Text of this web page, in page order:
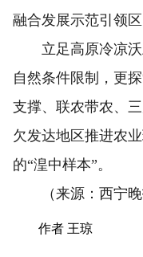
融合发展示范引领区
立足高原冷凉沃
自然条件限制，更
支撑、联农带农、
欠发达地区推进农
的“湟中样本”。
（来源：西宁晚
作者 王琼